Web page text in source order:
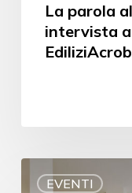
La parola
intervista
EVENTI